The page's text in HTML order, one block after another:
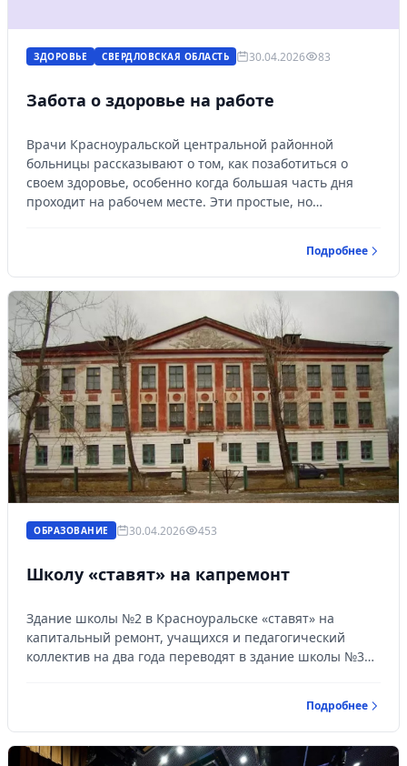
ЗДОРОВЬЕ СВЕРДЛОВСКАЯ ОБЛАСТЬ 30.04.2026 83
Забота о здоровье на работе
Врачи Красноуральской центральной районной
больницы рассказывают о том, как позаботиться о
своем здоровье, особенно когда большая часть дня
проходит на рабочем месте. Эти простые, но
Подробнее
ОБРАЗОВАНИЕ 30.04.2026 453
Школу «ставят» на капремонт
Здание школы №2 в Красноуральске «ставят» на
капитальный ремонт, учащихся и педагогический
коллектив на два года переводят в здание школы №3…
Подробнее